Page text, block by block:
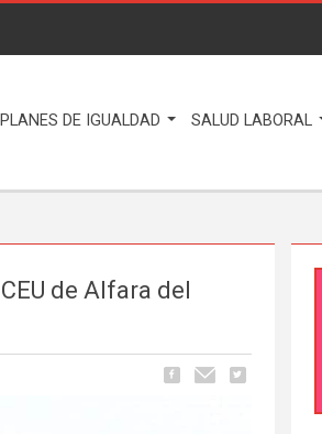
PLANES DE IGUALDAD SALUD LABORAL
de Alfara del